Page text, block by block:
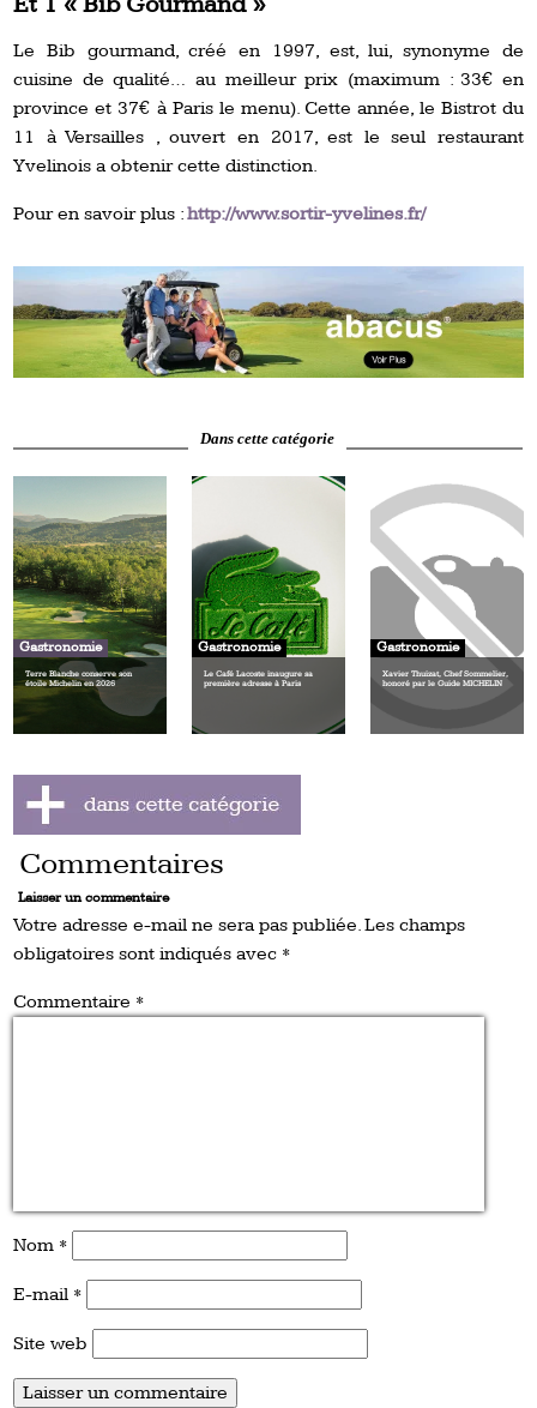
Le Bib gourmand, créé en 1997, est, lui, synonyme de
cuisine de qualité… au meilleur prix (maximum : 33€ en
province et 37€ à Paris le menu). Cette année, le Bistrot du
11 à Versailles , ouvert en 2017, est le seul restaurant
Yvelinois a obtenir cette distinction.
Pour en savoir plus :http://www.sortir-yvelines.fr/
Dans cette catégorie
Gastronomie
Terre Blanche conserve son
étoile Michelin en 2026
Gastronomie
Le Café Lacoste inaugure sa
première adresse à Paris
Gastronomie
Xavier Thuizat, Chef Sommelier,
honoré par le Guide MICHELIN
Commentaires
Laisser un commentaire
Votre adresse e-mail ne sera pas publiée.Les champs
obligatoires sont indiqués avec *
Commentaire *
Nom *
E-mail *
Site web